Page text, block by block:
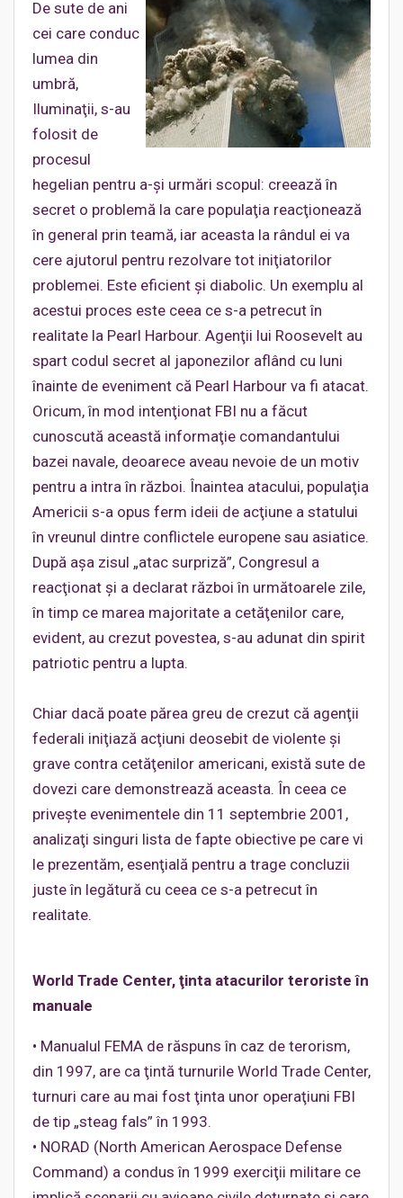
De sute de ani
cei care conduc
lumea din
umbră,
Iluminaţii, s-au
folosit de
procesul
hegelian pentru a-şi urmări scopul: creează în
secret o problemă la care populaţia reacţionează
în general prin teamă, iar aceasta la rândul ei va
cere ajutorul pentru rezolvare tot iniţiatorilor
problemei. Este eficient şi diabolic. Un exemplu al
acestui proces este ceea ce s-a petrecut în
realitate la Pearl Harbour. Agenţii lui Roosevelt au
spart codul secret al japonezilor aflând cu luni
înainte de eveniment că Pearl Harbour va fi atacat.
Oricum, în mod intenţionat FBI nu a făcut
cunoscută această informaţie comandantului
bazei navale, deoarece aveau nevoie de un motiv
pentru a intra în război. Înaintea atacului, populaţia
Americii s-a opus ferm ideii de acţiune a statului
în vreunul dintre conflictele europene sau asiatice.
După aşa zisul „atac surpriză”, Congresul a
reacţionat şi a declarat război în următoarele zile,
în timp ce marea majoritate a cetăţenilor care,
evident, au crezut povestea, s-au adunat din spirit
patriotic pentru a lupta.
Chiar dacă poate părea greu de crezut că agenţii
federali iniţiază acţiuni deosebit de violente şi
grave contra cetăţenilor americani, există sute de
dovezi care demonstrează aceasta. În ceea ce
priveşte evenimentele din 11 septembrie 2001,
analizaţi singuri lista de fapte obiective pe care vi
le prezentăm, esenţială pentru a trage concluzii
juste în legătură cu ceea ce s-a petrecut în
realitate.
World Trade Center, ţinta atacurilor teroriste în
manuale
• Manualul FEMA de răspuns în caz de terorism,
din 1997, are ca ţintă turnurile World Trade Center,
turnuri care au mai fost ţinta unor operaţiuni FBI
de tip „steag fals” în 1993.
• NORAD (North American Aerospace Defense
Command) a condus în 1999 exerciţii militare ce